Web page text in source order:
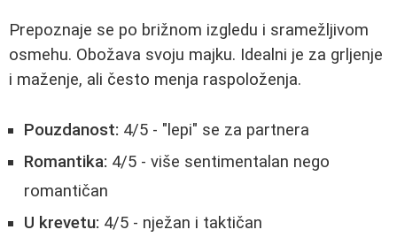
Prepoznaje se po brižnom izgledu i sramežljivom
osmehu. Obožava svoju majku. Idealni je za grljenje
i maženje, ali često menja raspoloženja.
Pouzdanost: 4/5 - "lepi" se za partnera
Romantika: 4/5 - više sentimentalan nego
romantičan
U krevetu: 4/5 - nježan i taktičan